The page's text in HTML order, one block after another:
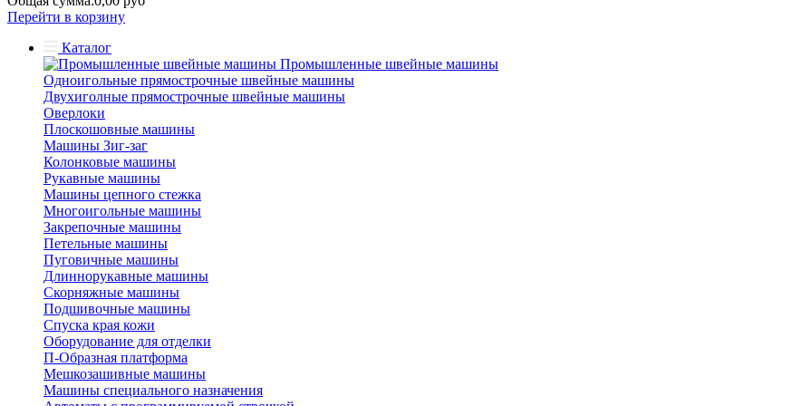
Перейти в корзину
Каталог
Промышленные швейные машины
Одноигольные прямострочные швейные машины
Двухиголные прямострочные швейные машины
Оверлоки
Плоскошовные машины
Машины Зиг-заг
Колонковые машины
Рукавные машины
Машины цепного стежка
Многоигольные машины
Закрепочные машины
Петельные машины
Пуговичные машины
Длиннорукавные машины
Скорняжные машины
Подшивочные машины
Спуска края кожи
Оборудование для отделки
П-Образная платформа
Мешкозашивные машины
Машины специального назначения